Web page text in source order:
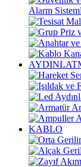
Alarm
KABLO